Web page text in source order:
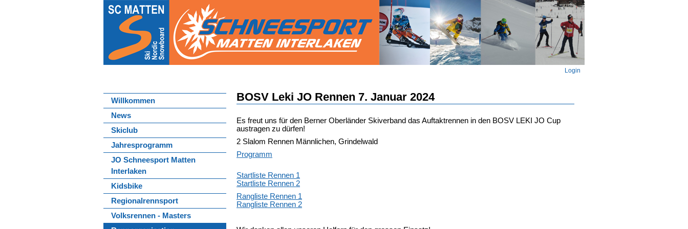
Login
Willkommen
News
Skiclub
Jahresprogramm
JO Schneesport Matten
Interlaken
Kidsbike
Regionalrennsport
Volksrennen - Masters
BOSV Leki JO Rennen 7. Januar 2024
Es freut uns für den Berner Oberländer Skiverband das Auftaktrennen in den BOSV LEKI JO Cup
austragen zu dürfen!
2 Slalom Rennen Männlichen, Grindelwald
Programm
Startliste Rennen 1
Startliste Rennen 2
Rangliste Rennen 1
Rangliste Rennen 2